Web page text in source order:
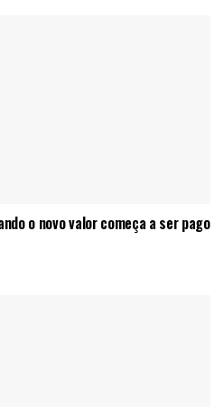
o novo valor começa a ser pago